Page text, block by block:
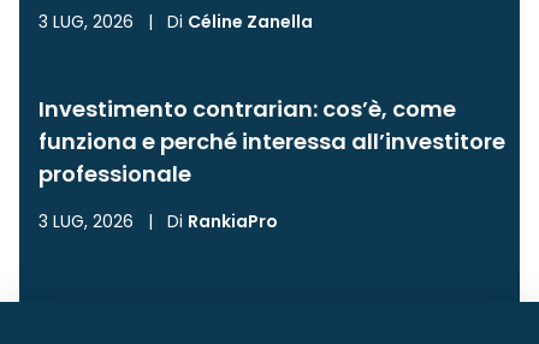
3 LUG, 2026 | Di Céline Zanella
Investimento contrarian: cos’è, come
funziona e perché interessa all’investitore
professionale
3 LUG, 2026 | Di RankiaPro